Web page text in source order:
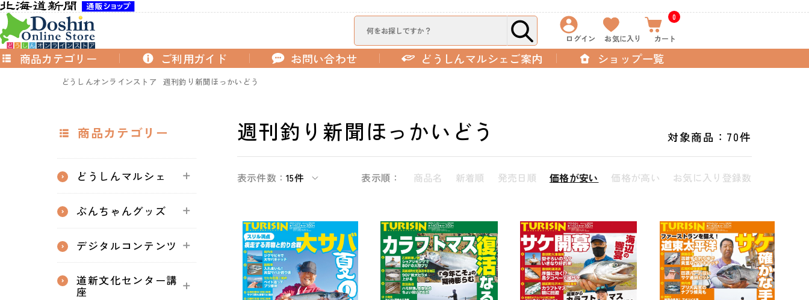
ログイン お気に入り
0
カート
商品カテゴリー ショップ一覧
ご利用ガイド お問い合わせ どうしんマルシェご案内
どうしんオンラインストア 週刊釣り新聞ほっかいどう
商品カテゴリー
どうしんマルシェ
ぶんちゃんグッズ
デジタルコンテンツ
道新文化センター講
座
週刊釣り新聞ほっかいどう 対象商品： 70件
表示件数：15件 表示順： 商品名 新着順 発売日順 価格が安い 価格が高い お気に入り登録数